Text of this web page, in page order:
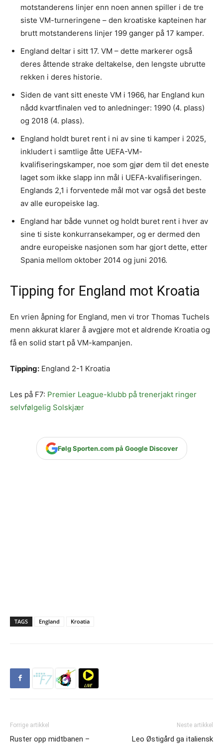
motstanderens linjer enn noen annen spiller i de tre
siste VM-turneringene – den kroatiske kapteinen har
brutt motstanderens linjer 199 ganger på 17 kamper.
England deltar i sitt 17. VM – dette markerer også
deres åttende strake deltakelse, den lengste ubrutte
rekken i deres historie.
Siden de vant sitt eneste VM i 1966, har England kun
nådd kvartfinalen ved to anledninger: 1990 (4. plass)
og 2018 (4. plass).
England holdt buret rent i ni av sine ti kamper i 2025,
inkludert i samtlige åtte UEFA-VM-
kvalifiseringskamper, noe som gjør dem til det eneste
laget som ikke slapp inn mål i UEFA-kvalifiseringen.
Englands 2,1 i forventede mål mot var også det beste
av alle europeiske lag.
England har både vunnet og holdt buret rent i hver av
sine ti siste konkurransekamper, og er dermed den
andre europeiske nasjonen som har gjort dette, etter
Spania mellom oktober 2014 og juni 2016.
Tipping for England mot Kroatia
En vrien åpning for England, men vi tror Thomas Tuchels
menn akkurat klarer å avgjøre mot et aldrende Kroatia og
få en solid start på VM-kampanjen.
Tipping: England 2-1 Kroatia
Les på F7: Premier League-klubb på trenerjakt ringer
selvfølgelig Solskjær
Følg Sporten.com på Google Discover
TAGS England Kroatia
Forrige artikkel
Ruster opp midtbanen –
Neste artikkel
Leo Østigård ga italiensk